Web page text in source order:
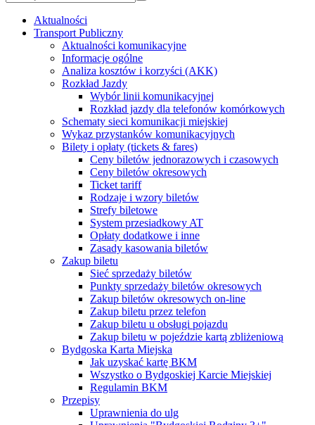
Aktualności
Transport Publiczny
Aktualności komunikacyjne
Informacje ogólne
Analiza kosztów i korzyści (AKK)
Rozkład Jazdy
Wybór linii komunikacyjnej
Rozkład jazdy dla telefonów komórkowych
Schematy sieci komunikacji miejskiej
Wykaz przystanków komunikacyjnych
Bilety i opłaty (tickets & fares)
Ceny biletów jednorazowych i czasowych
Ceny biletów okresowych
Ticket tariff
Rodzaje i wzory biletów
Strefy biletowe
System przesiadkowy AT
Opłaty dodatkowe i inne
Zasady kasowania biletów
Zakup biletu
Sieć sprzedaży biletów
Punkty sprzedaży biletów okresowych
Zakup biletów okresowych on-line
Zakup biletu przez telefon
Zakup biletu u obsługi pojazdu
Zakup biletu w pojeździe kartą zbliżeniową
Bydgoska Karta Miejska
Jak uzyskać kartę BKM
Wszystko o Bydgoskiej Karcie Miejskiej
Regulamin BKM
Przepisy
Uprawnienia do ulg